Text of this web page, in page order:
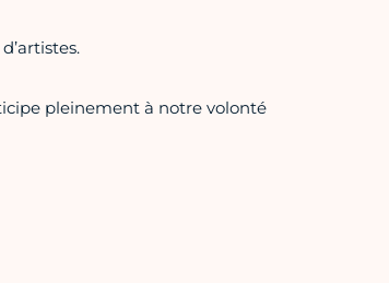
pleinement à notre volonté